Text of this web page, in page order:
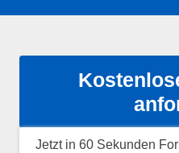
Jetzt in 60 Sekunden